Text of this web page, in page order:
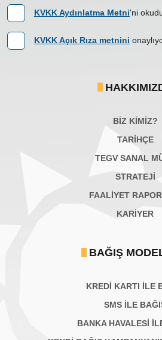
KVKK Aydınlatma Metni'ni
KVKK Açık Rıza metnini
BİZ KİMİZ?
TARİHÇE
TEGV SANAL
STRATEJİ
FAALİYET
KARIYER
BAĞIŞ
KREDİ KARTI İLE
SMS İLE
BANKA HAVALESİ